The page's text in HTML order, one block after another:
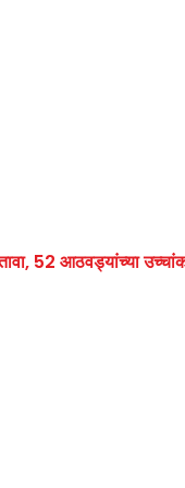
52 आठवड्यांच्या